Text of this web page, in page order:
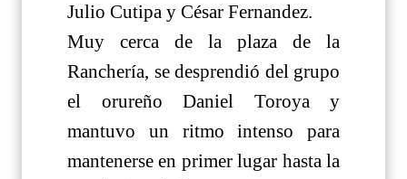
Julio Cutipa y César Fernandez.
Muy cerca de la plaza de la
Ranchería, se desprendió del grupo
el orureño Daniel Toroya y
mantuvo un ritmo intenso para
mantenerse en primer lugar hasta la